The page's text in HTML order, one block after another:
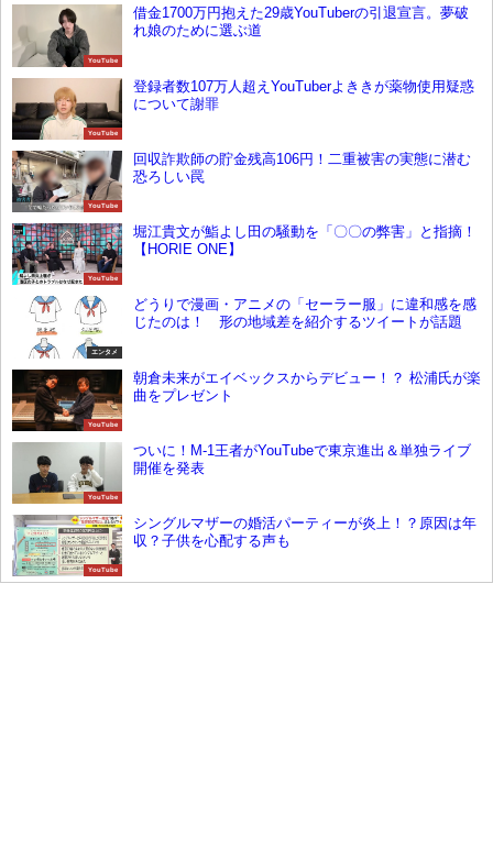
YouTube
借金1700万円抱えた29歳YouTuberの引退宣言。夢破
れ娘のために選ぶ道
YouTube
登録者数107万人超えYouTuberよききが薬物使用疑惑
について謝罪
YouTube
回収詐欺師の貯金残高106円！二重被害の実態に潜む
恐ろしい罠
YouTube
堀江貴文が鮨よし田の騒動を「〇〇の弊害」と指摘！
【HORIE ONE】
エンタメ
どうりで漫画・アニメの「セーラー服」に違和感を感
じたのは！ 形の地域差を紹介するツイートが話題
YouTube
朝倉未来がエイベックスからデビュー！？ 松浦氏が楽
曲をプレゼント
YouTube
ついに！M-1王者がYouTubeで東京進出＆単独ライブ
開催を発表
YouTube
シングルマザーの婚活パーティーが炎上！？原因は年
収？子供を心配する声も